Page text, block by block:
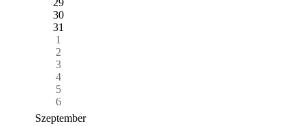
30
31
1
2
3
4
5
6
Szeptember